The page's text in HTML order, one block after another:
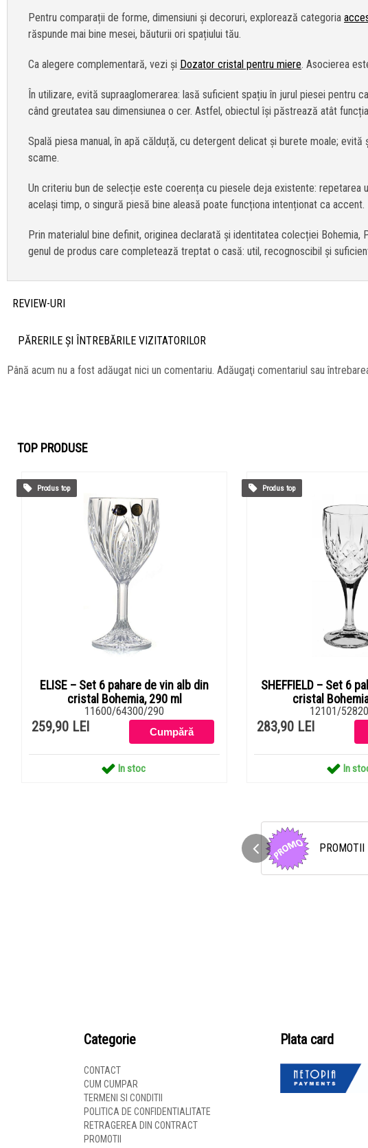
Pentru comparații de forme, dimensiuni și decoruri, explorează categoria
răspunde mai bine mesei, băuturii ori spațiului tău.
Ca alegere complementară, vezi și Dozator cristal pentru miere. Asocierea
În utilizare, evită supraaglomerarea: lasă suficient spațiu în jurul piesei pentru
când greutatea sau dimensiunea o cer. Astfel, obiectul își păstrează atât
Spală piesa manual, în apă călduță, cu detergent delicat și burete moale;
scame.
Un criteriu bun de selecție este coerența cu piesele deja existente: repetarea
același timp, o singură piesă bine aleasă poate funcționa intenționat ca accent.
Prin materialul bine definit, originea declarată și identitatea colecției
genul de produs care completează treptat o casă: util, recognoscibil și
REVIEW-URI
PĂRERILE ŞI ÎNTREBĂRILE VIZITATORILOR
Până acum nu a fost adăugat nici un comentariu. Adăugaţi comentariul sau
TOP PRODUSE
ELISE – Set 6 pahare de vin alb din
cristal Bohemia, 290 ml
11600/64300/290
259,90 LEI
In stoc
Produs top
SHEFFIELD – Set 6
cristal
12101/
283,90 LEI
In
Produs top
PROMOTII
Categorie
CONTACT
CUM CUMPAR
TERMENI SI CONDITII
POLITICA DE CONFIDENTIALITATE
RETRAGEREA DIN CONTRACT
PROMOTII
Plata card